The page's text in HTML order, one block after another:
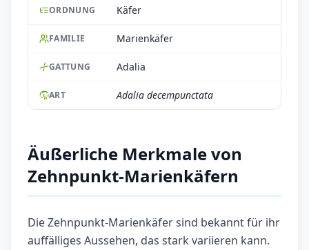
ORDNUNG Käfer
FAMILIE Marienkäfer
GATTUNG Adalia
ART Adalia decempunctata
Äußerliche Merkmale von
Zehnpunkt-Marienkäfern
Die Zehnpunkt-Marienkäfer sind bekannt für ihr
auffälliges Aussehen, das stark variieren kann.